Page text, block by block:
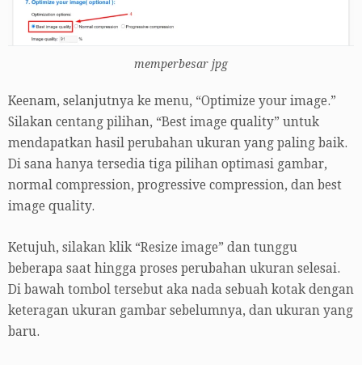
memperbesar jpg
Keenam, selanjutnya ke menu, “Optimize your image.”
Silakan centang pilihan, “Best image quality” untuk
mendapatkan hasil perubahan ukuran yang paling baik.
Di sana hanya tersedia tiga pilihan optimasi gambar,
normal compression, progressive compression, dan best
image quality.
Ketujuh, silakan klik “Resize image” dan tunggu
beberapa saat hingga proses perubahan ukuran selesai.
Di bawah tombol tersebut aka nada sebuah kotak dengan
keteragan ukuran gambar sebelumnya, dan ukuran yang
baru.